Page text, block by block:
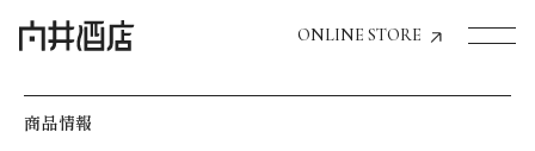
ONLINE STORE
商品情報